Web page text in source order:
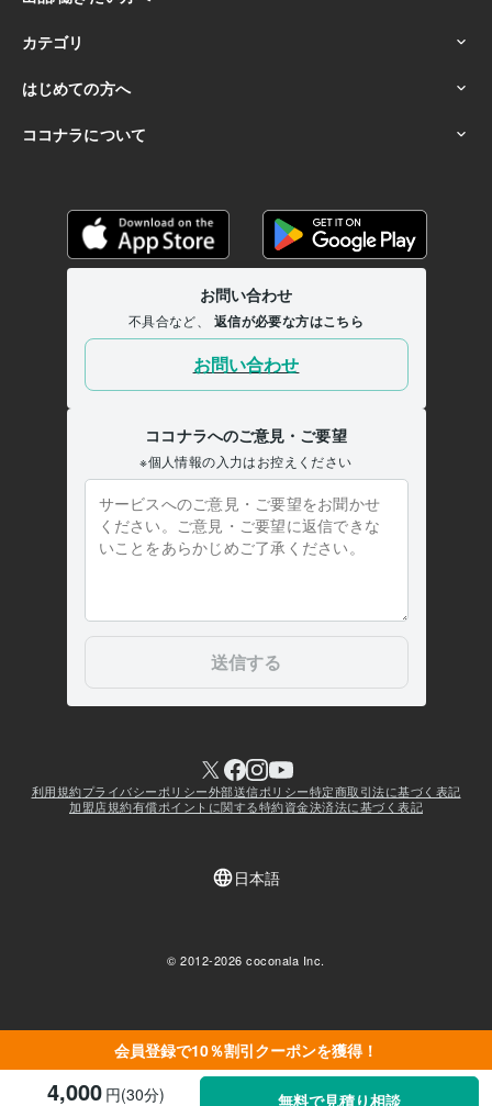
会員登録で10％割引クーポンを獲得！
4,000 円(30分) 無料で見積り相談